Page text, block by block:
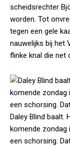
scheidsrechter
worden. Tot
tegen een gele
nauwelijks bij het
flinke knal die net
Daley Blind baalt.
komende zondag
een schorsing.